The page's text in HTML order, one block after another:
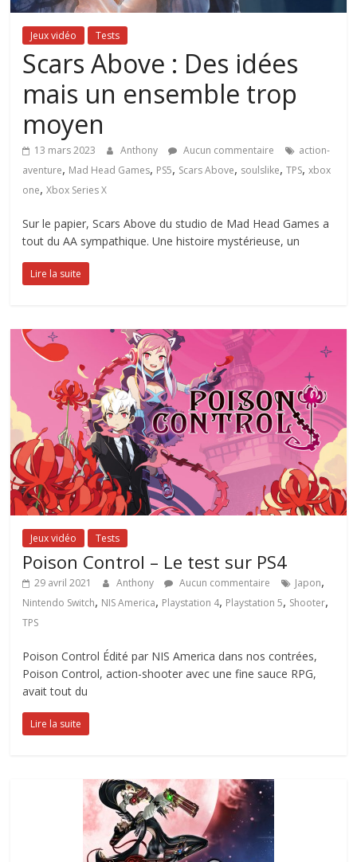
Jeux vidéo Tests
Scars Above : Des idées
mais un ensemble trop
moyen
13 mars 2023 Anthony Aucun commentaire
action-
aventure, Mad Head Games, PS5, Scars Above, soulslike,TPS,xbox
one,Xbox Series X
Sur le papier, Scars Above du studio de Mad Head Games a
tout du AA sympathique. Une histoire mystérieuse, un
Lire la suite
Jeux vidéo Tests
Poison Control – Le test sur PS4
29 avril 2021 Anthony Aucun commentaire Japon,
Nintendo Switch, NIS America, Playstation 4, Playstation 5, Shooter,
TPS
Poison Control Édité par NIS America dans nos contrées,
Poison Control, action-shooter avec une fine sauce RPG,
avait tout du
Lire la suite